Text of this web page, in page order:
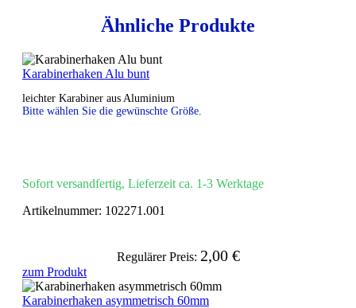
Ähnliche Produkte
Karabinerhaken Alu bunt
leichter Karabiner aus Aluminium
Bitte wählen Sie die gewünschte Größe.
Sofort versandfertig, Lieferzeit ca. 1-3 Werktage
Artikelnummer: 102271.001
Regulärer Preis: 2,00 €
zum Produkt
Karabinerhaken asymmetrisch 60mm